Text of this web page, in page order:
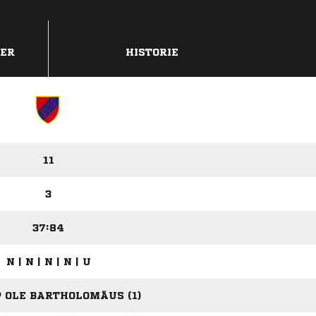
HISTORIE
11
3
37:84
N | N | N | N | U
OLE BARTHOLOMÄUS (1)